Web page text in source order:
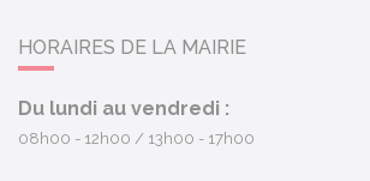
HORAIRES DE LA MAIRIE
Du lundi au vendredi :
08h00 - 12h00 13h00 - 17h00